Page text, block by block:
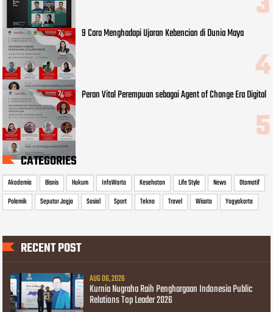
9 Cara Menghadapi Ujaran Kebencian di Dunia Maya
Peran Vital Perempuan sebagai Agent of Change Era Digital
CATEGORIES
Akademia Bisnis Hukum InfoWarta Kesehatan Life Style News
Otomotif
Polemik
Seputar Jogja Sosial Sport Tekno Travel Wisata Yogyakarta
RECENT POST
AUG 06, 2026
Kurnia Nugraha Raih Penghargaan Indonesia Public
Relations Top Leader 2026